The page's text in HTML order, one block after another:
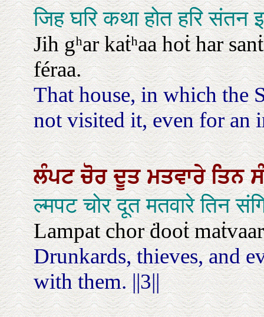
जिह घरि कथा होत हरि संतन
Jih gʰar kaṫʰaa hoṫ har
féraa.
That house, in which the
not visited it, even for an
ਲੰਪਟਚੋਰਦੂਤਮਤਵਾਰੇਤਿਨ
ल्मपट चोर दूत मतवारे तिन
Lampat chor ḋooṫ
Drunkards, thieves, and
with them. ||3||